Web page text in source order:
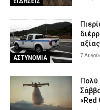
ΑΣΤΥΝΟΜΙΑ 7
Πολύ
«Red